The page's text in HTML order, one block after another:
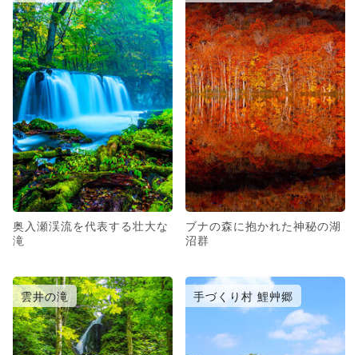
奥入瀬渓流を代表する壮大な
滝
ブナの森に抱かれた神秘の湖
沼群
雲井の滝 手づくり村 鯉艸郷